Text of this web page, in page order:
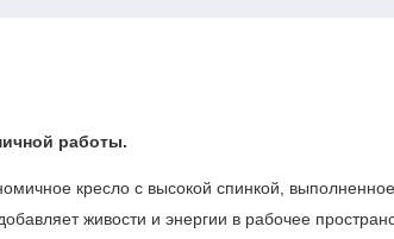
работы.
кресло с высокой спинкой,
живости и энергии в рабочее